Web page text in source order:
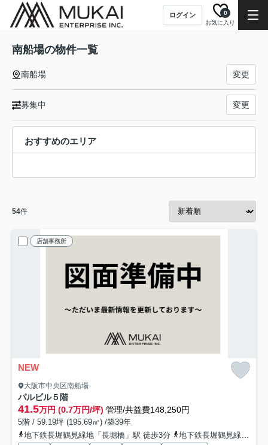
ログイン
お気に入り
0
南船場の物件一覧
南船場 変更
募集中 変更
おすすめのエリア
54件
店舗事務所
NEW
大阪市中央区南船場
パルビル５階
41.5万円 (0.7万円/坪) 管理/共益費148,250円
5階 / 59.19坪 (195.69㎡) /築39年
地下鉄長堀鶴見緑地「長堀橋」駅 徒歩3分
地下鉄長堀鶴見緑地「松屋町」駅 徒歩9分